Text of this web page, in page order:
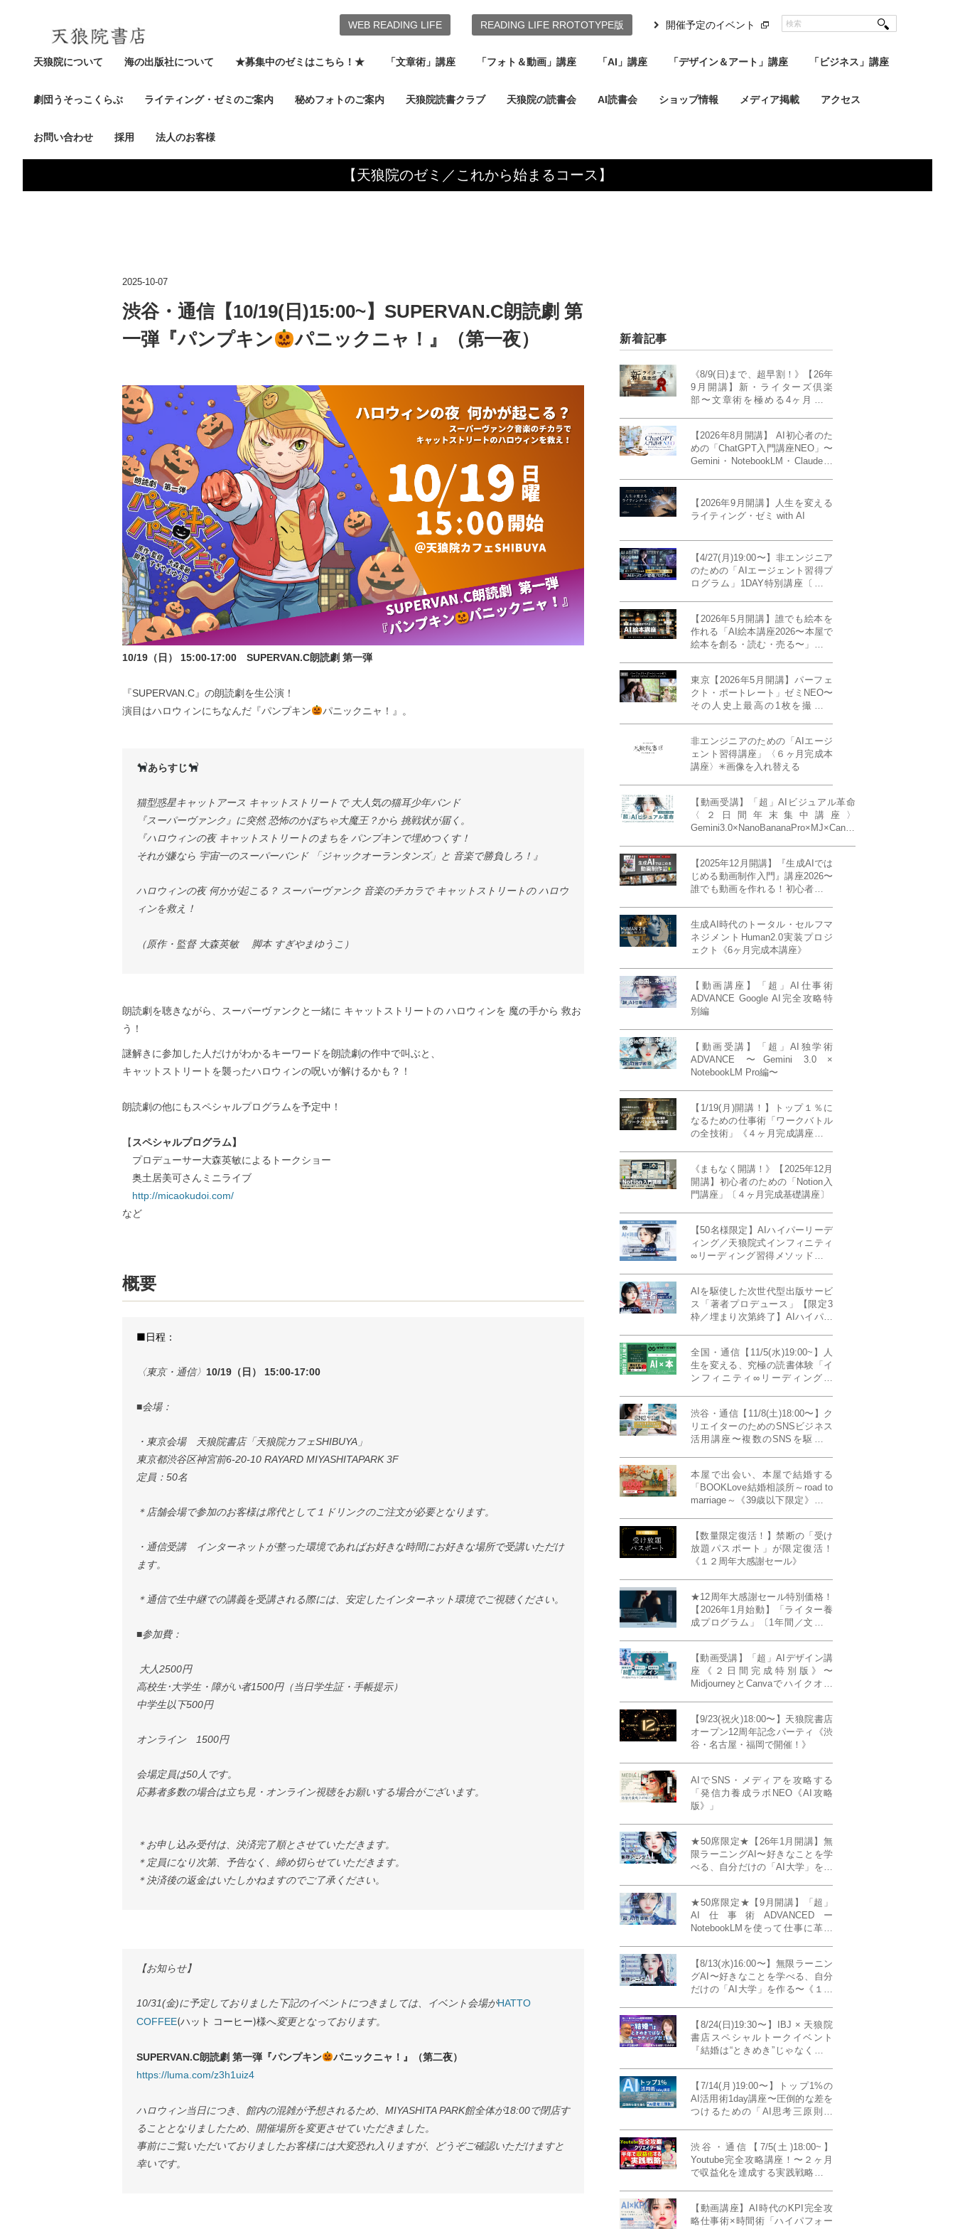
天狼院について 海の出版社について ★募集中のゼミはこちら！★ 「文章術」講座 「フォト＆動画」講座 「AI」講座 「デザイン＆アート」講座 「ビジネス」講座
劇団うそっこくらぶ ライティング・ゼミのご案内 秘めフォトのご案内 天狼院読書クラブ 天狼院の読書会 AI読書会 ショップ情報 メディア掲載 アクセス
お問い合わせ 採用 法人のお客様
WEB READING LIFE READING LIFE RROTOTYPE版 開催予定のイベント
【天狼院のゼミ／これから始まるコース】
2025-10-07
渋谷・通信【10/19(日)15:00~】SUPERVAN.C朗読劇 第
一弾『パンプキン
パニックニャ！』（第一夜）
10/19（日） 15:00-17:00 SUPERVAN.C朗読劇 第一弾
『SUPERVAN.C』の朗読劇を生公演！
演目はハロウィンにちなんだ『パンプキン
パニックニャ！』。
あらすじ
猫型惑星キャットアース キャットストリートで 大人気の猫耳少年バンド
『スーパーヴァンク』に突然 恐怖のかぼちゃ大魔王？から 挑戦状が届く。
『ハロウィンの夜 キャットストリートのまちを パンプキンで埋めつくす！
それが嫌なら 宇宙一のスーパーバンド 「ジャックオーランタンズ」と 音楽で勝負しろ！』
​​​ハロウィンの夜 何かが起こる？ スーパーヴァンク 音楽のチカラで キャットストリートの ハロウ
ィンを救え！
（原作・監督 大森英敏 脚本 すぎやまゆうこ）
朗読劇を聴きながら、​​​スーパーヴァンクと一緒に キャットストリートの ハロウィンを 魔の手から 救お
う！
​謎解きに参加した人だけがわかるキーワードを朗読劇の作中で叫ぶと、
キャットストリートを襲ったハロウィンの呪いが解けるかも？！
朗読劇の他にもスペシャルプログラムを予定中！
​【 スペシャルプログラム】
プロデューサー大森英敏によるトークショー
奥土居美可さんミニライブ
http://micaokudoi.com/
など
概要
■日程：
〈東京・通信〉 10/19（日） 15:00-17:00
■会場：
・東京会場 天狼院書店「天狼院カフェSHIBUYA」
東京都渋谷区神宮前6-20-10 RAYARD MIYASHITAPARK 3F
定員：50名
＊店舗会場で参加のお客様は席代として１ドリンクのご注文が必要となります。
・通信受講 インターネットが整った環境であればお好きな時間にお好きな場所で受講いただけ
ます。
＊通信で生中継での講義を受講される際には、安定したインターネット環境でご視聴ください。
■参加費：
​ 大人2500円
高校生･大学生・障がい者1500円（当日学生証・手帳提示）
中学生以下500円
​オンライン 1500円
​会場定員は50人です。
応募者多数の場合は立ち見・オンライン視聴をお願いする場合がございます。
＊お申し込み受付は、決済完了順とさせていただきます。
＊定員になり次第、予告なく、締め切らせていただきます。
＊決済後の返金はいたしかねますのでご了承ください。
【お知らせ】
10/31(金)に予定しておりました下記のイベントにつきましては、イベント会場がHATTO
COFFEE(ハット コーヒー)様へ変更となっております。
SUPERVAN.C朗読劇 第一弾『パンプキン
パニックニャ！』（第二夜）
https://luma.com/z3h1uiz4
ハロウィン当日につき、館内の混雑が予想されるため、MIYASHITA PARK館全体が18:00で閉店す
ることとなりましたため、開催場所を変更させていただきました。
事前にご覧いただいておりましたお客様には大変恐れ入りますが、どうぞご確認いただけますと
幸いです。
新着記事
《8/9(日)まで、超早割！》【26年
9月開講】新・ライターズ倶楽
部〜文章術を極める4ヶ月講義
【2026年8月開講】 AI初心者のた
めの「ChatGPT入門講座NEO」〜
Gemini・NotebookLM・Claudeま
座〕
【2026年9月開講】人生を変える
ライティング・ゼミ with AI
【4/27(月)19:00〜】非エンジニア
のための「AIエージェント習得プ
ログラム」1DAY特別講座〔パワ
【2026年5月開講】誰でも絵本を
作れる「AI絵本講座2026〜本屋で
絵本を創る・読む・売る〜」イン
20名限定》
東京【2026年5月開講】パーフェ
クト・ポートレート」ゼミNEO〜
その人史上最高の1枚を撮る！
催）」《初参加大歓迎／12名限
定》
非エンジニアのための「AIエージ
ェント習得講座」〈６ヶ月完成本
講座〉✳︎画像を入れ替える
【動画受講】「超」AIビジュアル革命
〈２日間年末集中講座〉
Gemini3.0×NanoBananaPro×MJ×Canva
【2025年12月開講】『生成AIでは
じめる動画制作入門』講座2026〜
誰でも動画を作れる！初心者から
生成AI時代のトータル・セルフマ
ネジメントHuman2.0実装プロジ
ェクト《6ヶ月完成本講座》
【動画講座】「超」AI仕事術
ADVANCE Google AI完全攻略特
別編
【動画受講】「超」AI独学術
ADVANCE 〜Gemini 3.0 ×
NotebookLM Pro編〜
【1/19(月)開講！】トップ１％に
なるための仕事術「ワークバトル
の全技術」《４ヶ月完成講座》ー
《まもなく開講！》【2025年12月
開講】初心者のための「Notion入
門講座」〔４ヶ月完成基礎講座〕
【50名様限定】AIハイパーリーデ
ィング／天狼院式インフィニティ
∞リーディング習得メソッド《４
AIを駆使した次世代型出版サービ
ス「著者プロデュース」【限定3
枠／埋まり次第終了】AIハイパー
全国・通信【11/5(水)19:00~】人
生を変える、究極の読書体験「イ
ンフィニティ∞リーディング／
MILLENNIUM THINKING アメリ
カ最高峰大学の人気講義』
渋谷・通信【11/8(土)18:00〜】ク
リエイターのためのSNSビジネス
活用講座〜複数のSNSを駆使し
成ラボPresents》
本屋で出会い、本屋で結婚する
「BOOKLove結婚相談所～road to
marriage～《39歳以下限定》」全
【数量限定復活！】禁断の「受け
放題パスポート」が限定復活！
《１２周年大感謝セール》
★12周年大感謝セール特別価格！
【2026年1月始動】「ライター養
成プログラム」〔1年間／文章講
ー”へ、全国どこからでも。〜《全
店舗リアルタイム参加OK／録画
視聴対応／限定4席》
【動画受講】「超」AIデザイン講
座《２日間完成特別版》〜
MidjourneyとCanvaでハイクオリ
【9/23(祝火)18:00〜】天狼院書店
オープン12周年記念パーティ《渋
谷・名古屋・福岡で開催！》
AIでSNS・メディアを攻略する
「発信力養成ラボNEO《AI攻略
版》」
★50席限定★【26年1月開講】無
限ラーニングAI〜好きなことを学
べる、自分だけの「AI大学」を作
★50席限定★【9月開講】「超」
AI仕事術ADVANCEDー
NotebookLMを使って仕事に革命
【8/13(水)16:00〜】無限ラーニン
グAI〜好きなことを学べる、自分
だけの「AI大学」を作る〜《１日
【8/24(日)19:30〜】IBJ × 天狼院
書店スペシャルトークイベント
『結婚は“ときめき”じゃなくて、
のカタチ〜《BOOKLove結婚相談
所presents》
【7/14(月)19:00〜】トップ1%の
AI活用術1day講座〜圧倒的な差を
つけるための「AI思考三原則」
渋谷・通信【7/5(土)18:00~】
Youtube完全攻略講座！〜２ヶ月
で収益化を達成する実践戦略！ゲ
発信力養成ラボNEO》
【動画講座】AI時代のKPI完全攻
略仕事術×時間術「ハイパフォー